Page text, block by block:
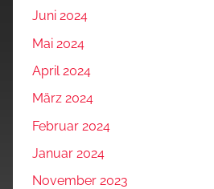
Juni 2024
Mai 2024
April 2024
März 2024
Februar 2024
Januar 2024
November 2023